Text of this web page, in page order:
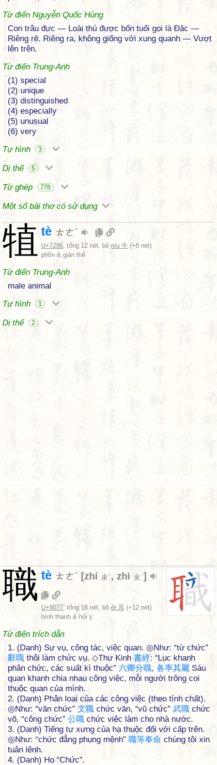
Từ điển Nguyễn Quốc Hùng
Con trâu đực — Loài thú được bốn tuổi gọi là Đặc —
Riêng rẽ. Riêng ra, không giống với xung quanh — Vượt
lên trên.
Từ điển Trung-Anh
(1) special
(2) unique
(3) distinguished
(4) especially
(5) unusual
(6) very
Tự hình
3
Dị thể 5
Từ ghép 778
Một số bài thơ có sử dụng
犆 tè ㄊㄜˋ
U+7286, tổng 12 nét, bộ níu 牛 (+8 nét)
phồn & giản thể
Từ điển Trung-Anh
male animal
Tự hình
1
Dị thể 2
職 tè ㄊㄜˋ [zhí ㄓˊ, zhì ㄓˋ]
U+8077, tổng 18 nét, bộ ěr 耳 (+12 nét)
hình thanh & hội ý
Từ điển trích dẫn
1. (Danh) Sự vụ, công tác, việc quan. ◎Như: “từ chức”
辭職 thôi làm chức vụ. ◇Thư Kinh 書經: “Lục khanh
phân chức, các suất kì thuộc” 六卿分職, 各率其屬 Sáu
quan khanh chia nhau công việc, mỗi người trông coi
thuộc quan của mình.
2. (Danh) Phân loại của các công việc (theo tính chất).
◎Như: “văn chức” 文職 chức văn, “vũ chức” 武職 chức
võ, “công chức” 公職 chức việc làm cho nhà nước.
3. (Danh) Tiếng tự xưng của hạ thuộc đối với cấp trên.
◎Như: “chức đẳng phụng mệnh” 職等奉命 chúng tôi xin
tuân lệnh.
4. (Danh) Họ “Chức”.